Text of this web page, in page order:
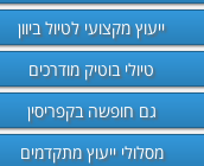
ייעוץ מקצועי לטיול ביוון
טיולי בוטיק מודרכים
גם חופשה בקפריסין
מסלולי ייעוץ מתקדמים